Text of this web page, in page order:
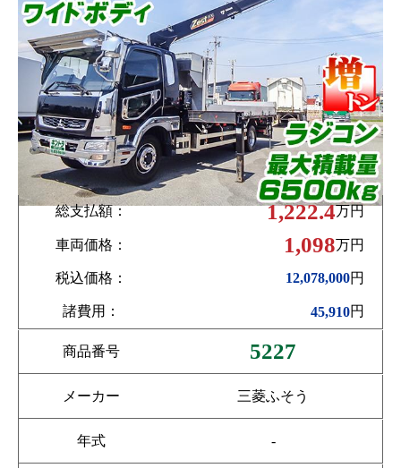
総支払額： 1,222.4万円
車両価格： 1,098万円
税込価格： 12,078,000円
諸費用： 45,910円
商品番号 5227
メーカー 三菱ふそう
年式 -